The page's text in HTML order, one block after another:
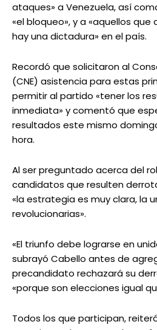
ataques» a Venezuela, así
«el bloqueo», y a «aquellos que
hay una dictadura» en el país.
Recordó que solicitaron al
(CNE) asistencia para estas
permitir al partido «tener los
inmediata» y comentó que
resultados este mismo
hora.
Al ser preguntado acerca del
candidatos que resulten
«la estrategia es muy clara, la
revolucionarias».
«El triunfo debe lograrse en
subrayó Cabello antes de
precandidato rechazará su
«porque son elecciones igual
Todos los que participan,